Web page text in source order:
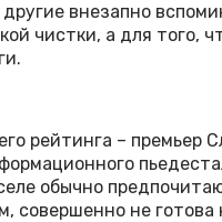
внезапно
чистки, а для того,
рейтинга – премьер
обычно
совершенно не